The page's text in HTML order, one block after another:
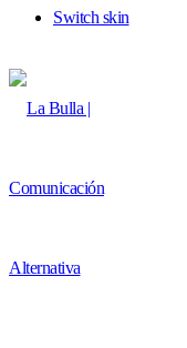
Switch skin